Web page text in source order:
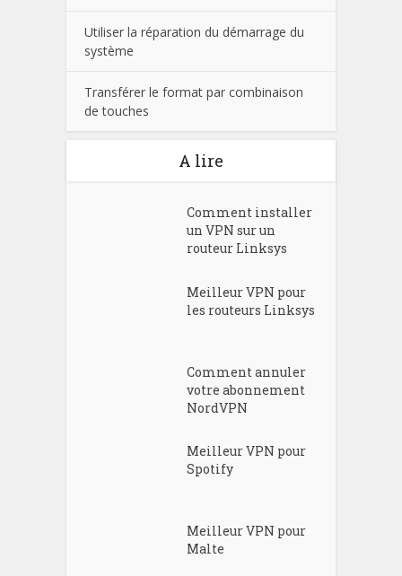
Utiliser la réparation du démarrage du
système
Transférer le format par combinaison
de touches
A lire
Comment installer
un VPN sur un
routeur Linksys
Meilleur VPN pour
les routeurs Linksys
Comment annuler
votre abonnement
NordVPN
Meilleur VPN pour
Spotify
Meilleur VPN pour
Malte